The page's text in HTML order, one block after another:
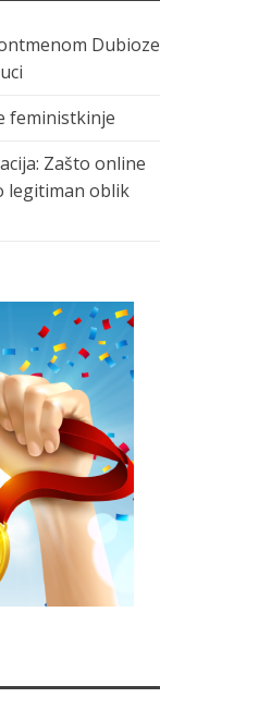
Dubioze
feministkinje
Zašto online
legitiman oblik